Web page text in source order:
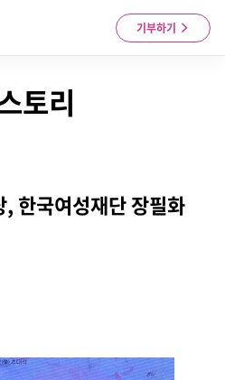
기부하기
토리
한국여성재단 장필화